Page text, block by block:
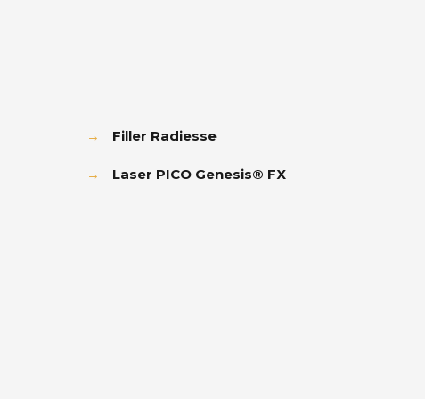
→ Filler Radiesse
→ Laser PICO Genesis® FX